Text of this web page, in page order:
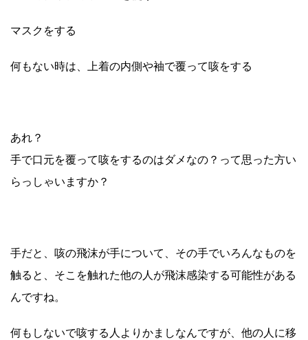
マスクをする
何もない時は、上着の内側や袖で覆って咳をする
あれ？
手で口元を覆って咳をするのはダメなの？って思った方い
らっしゃいますか？
手だと、咳の飛沫が手について、その手でいろんなものを
触ると、そこを触れた他の人が飛沫感染する可能性がある
んですね。
何もしないで咳する人よりかましなんですが、他の人に移